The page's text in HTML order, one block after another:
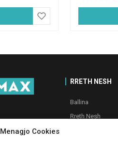
Menagjo Cookies
RRETH NESH
Ballina
Rreth Nesh